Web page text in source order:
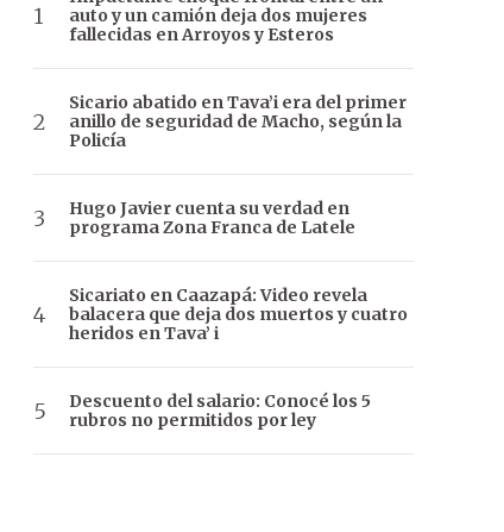
auto y un camión deja dos mujeres
fallecidas en Arroyos y Esteros
Sicario abatido en Tava’i era del primer
anillo de seguridad de Macho, según la
Policía
Hugo Javier cuenta su verdad en
programa Zona Franca de Latele
Sicariato en Caazapá: Video revela
balacera que deja dos muertos y cuatro
heridos en Tava’ i
Descuento del salario: Conocé los 5
rubros no permitidos por ley